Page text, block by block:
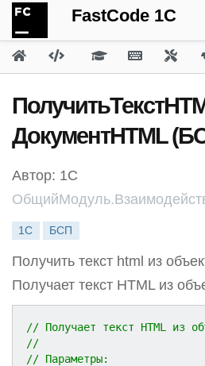
FastCode 1C
ДокументHTML
Автор: 1С
1С БСП
Получить текст html из
Получает текст HTML из
// Получает текст HTML из
//
// Параметры: